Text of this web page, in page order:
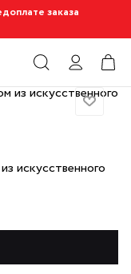
заказа
искусственного